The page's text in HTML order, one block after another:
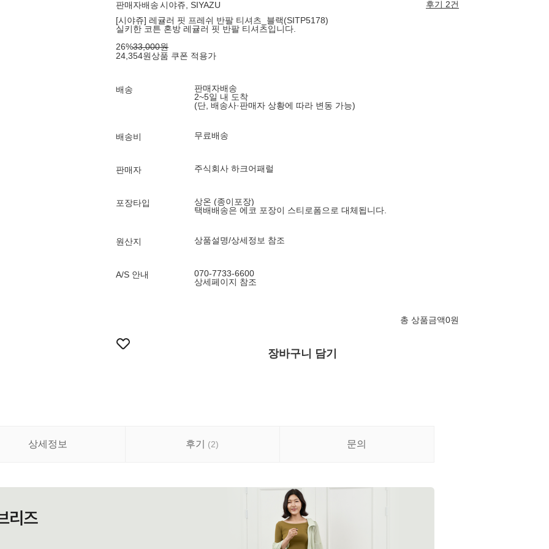
판매자배송시야쥬, SIYAZU
후기 2건
[시야쥬] 레귤러 핏 프레쉬 반팔 티셔츠_블랙(SITP5178)
실키한 코튼 혼방 레귤러 핏 반팔 티셔츠입니다.
26%33,000원
24,354원상품 쿠폰 적용가
배송
판매자배송
2~5일 내 도착
(단, 배송사·판매자 상황에 따라 변동 가능)
배송비 무료배송
판매자 주식회사 하크어패럴
포장타입
상온 (종이포장)
택배배송은 에코 포장이 스티로폼으로 대체됩니다.
원산지 상품설명/상세정보 참조
A/S 안내
070-7733-6600
상세페이지 참조
총 상품금액0원
장바구니 담기
상세정보 후기 (2) 문의